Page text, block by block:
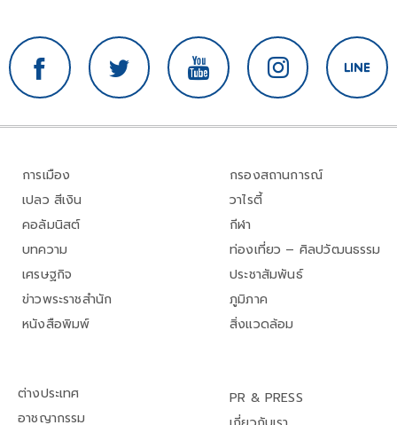
การเมือง
เปลว สีเงิน
คอลัมนิสต์
บทความ
เศรษฐกิจ
ข่าวพระราชสำนัก
หนังสือพิมพ์
กรองสถานการณ์
วาไรตี้
กีฬา
ท่องเที่ยว – ศิลปวัฒนธรรม
ประชาสัมพันธ์
ภูมิภาค
สิ่งแวดล้อม
ต่างประเทศ
อาชญากรรม
PR & PRESS